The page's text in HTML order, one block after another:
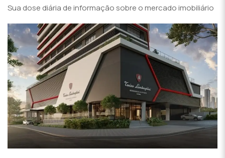
Sua dose diária de informação sobre o mercado imobiliário